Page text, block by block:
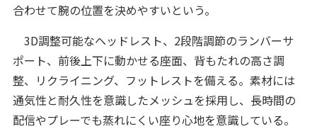
合わせて腕の位置を決めやすいという。
3D調整可能なヘッドレスト、2段階調節のランバーサ
ポート、前後上下に動かせる座面、背もたれの高さ調
整、リクライニング、フットレストを備える。素材には
通気性と耐久性を意識したメッシュを採用し、長時間の
配信やプレーでも蒸れにくい座り心地を意識している。